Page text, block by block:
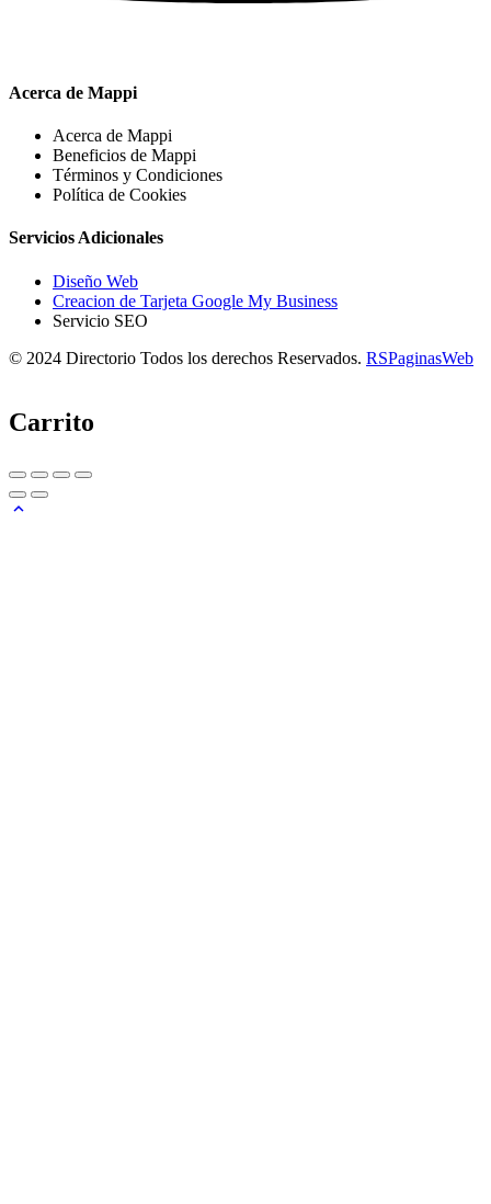
Acerca de Mappi
Acerca de Mappi
Beneficios de Mappi
Términos y Condiciones
Política de Cookies
Servicios Adicionales
Diseño Web
Creacion de Tarjeta Google My Business
Servicio SEO
© 2024 Directorio Todos los derechos Reservados. RSPaginasWeb
Carrito